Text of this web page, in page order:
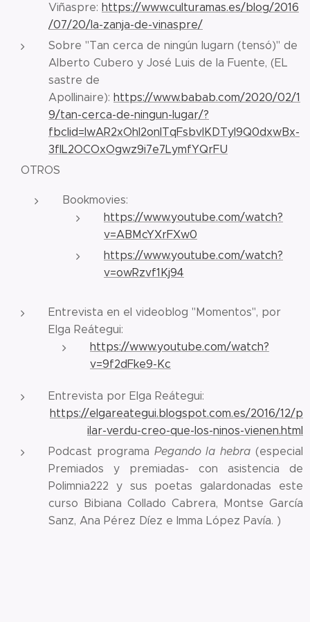
Viñaspre: https://www.culturamas.es/blog/2016
/07/20/la-zanja-de-vinaspre/
Sobre "Tan cerca de ningún lugarn (tensó)" de
Alberto Cubero y José Luis de la Fuente, (EL
sastre de
Apollinaire): https://www.babab.com/2020/02/1
9/tan-cerca-de-ningun-lugar/?
fbclid=IwAR2xOhI2onlTqFsbvIKDTyl9Q0dxwBx-
3fIL2OCOxOgwz9i7e7LymfYQrFU
OTROS
Bookmovies:
https://www.youtube.com/watch?
v=ABMcYXrFXw0
https://www.youtube.com/watch?
v=owRzvf1Kj94
Entrevista en el videoblog "Momentos", por
Elga Reátegui:
https://www.youtube.com/watch?
v=9f2dFke9-Kc
Entrevista por Elga Reátegui:
https://elgareategui.blogspot.com.es/2016/12/p
ilar-verdu-creo-que-los-ninos-vienen.html
Podcast programa Pegando la hebra(especial
Premiados y premiadas- con asistencia de
Polimnia222 y sus poetas galardonadas este
curso Bibiana Collado Cabrera, Montse García
Sanz, Ana Pérez Díez e Imma López Pavía. )